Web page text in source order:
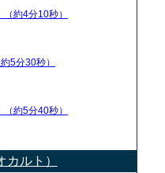
（約4分10秒）
約5分30秒）
（約5分40秒）
ルト）